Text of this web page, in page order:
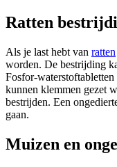
Ratten
Als je last hebt van ratten
worden. De bestrijding
Fosfor-
kunnen klemmen gezet
bestrijden. Een
gaan.
Muizen en